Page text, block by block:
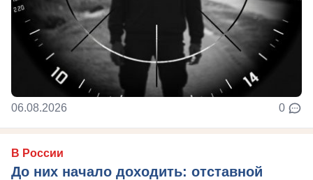
06.08.2026 0
В России
До них начало доходить: отставной